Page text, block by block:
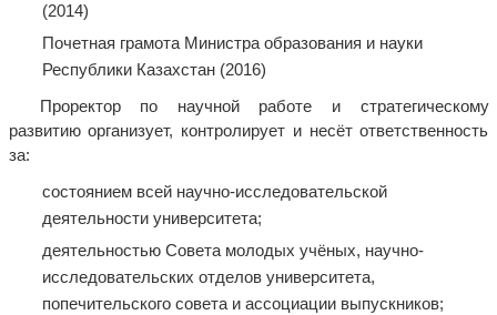
(2014)
Почетная грамота Министра образования и науки
Республики Казахстан (2016)
Проректор по научной работе и стратегическому
развитию организует, контролирует и несёт ответственность
за:
состоянием всей научно-исследовательской
деятельности университета;
деятельностью Совета молодых учёных, научно-
исследовательских отделов университета,
попечительского совета и ассоциации выпускников;